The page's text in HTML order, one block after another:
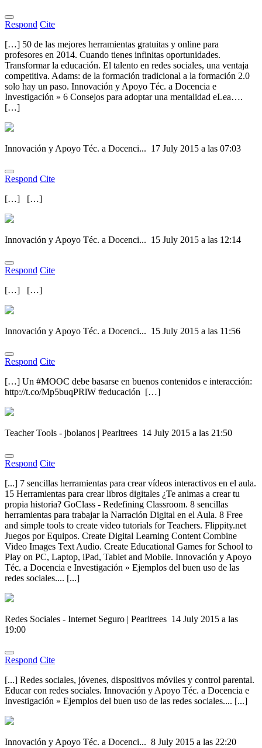
Respond Cite
[…] 50 de las mejores herramientas gratuitas y online para
profesores en 2014. Cuando tienes infinitas oportunidades.
Transformar la educación. El talento en redes sociales, una ventaja
competitiva. Adams: de la formación tradicional a la formación 2.0
solo hay un paso. Innovación y Apoyo Téc. a Docencia e
Investigación » 6 Consejos para adoptar una mentalidad eLea….
[…]
Innovación y Apoyo Téc. a Docenci... 17 July 2015 a las 07:03
Respond Cite
[…] […]
Innovación y Apoyo Téc. a Docenci... 15 July 2015 a las 12:14
Respond Cite
[…] […]
Innovación y Apoyo Téc. a Docenci... 15 July 2015 a las 11:56
Respond Cite
[…] Un #MOOC debe basarse en buenos contenidos e interacción:
http://t.co/Mp5buqPRlW #educación […]
Teacher Tools - jbolanos | Pearltrees 14 July 2015 a las 21:50
Respond Cite
[...] 7 sencillas herramientas para crear vídeos interactivos en el aula.
15 Herramientas para crear libros digitales ¿Te animas a crear tu
propia historia? GoClass - Redefining Classroom. 8 sencillas
herramientas para trabajar la Narración Digital en el Aula. 8 Free
and simple tools to create video tutorials for Teachers. Flippity.net
Juegos por Equipos. Create Digital Learning Content Combine
Video Images Text Audio. Create Educational Games for School to
Play on PC, Laptop, iPad, Tablet and Mobile. Innovación y Apoyo
Téc. a Docencia e Investigación » Ejemplos del buen uso de las
redes sociales.... [...]
Redes Sociales - Internet Seguro | Pearltrees 14 July 2015 a las
19:00
Respond Cite
[...] Redes sociales, jóvenes, dispositivos móviles y control parental.
Educar con redes sociales. Innovación y Apoyo Téc. a Docencia e
Investigación » Ejemplos del buen uso de las redes sociales.... [...]
Innovación y Apoyo Téc. a Docenci... 8 July 2015 a las 22:20